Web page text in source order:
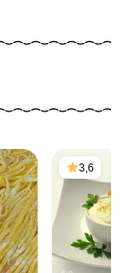
3,6